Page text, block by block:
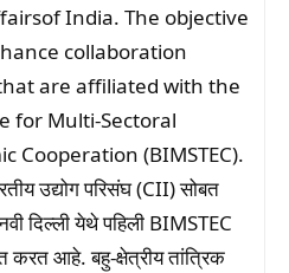
India. The objective
collaboration
are affiliated with the
for Multi-Sectoral
Cooperation (BIMSTEC).
उद्योग परिसंघ (CII) सोबत
दिल्ली येथे पहिली BIMSTEC
करत आहे. बहु-क्षेत्रीय तांत्रिक